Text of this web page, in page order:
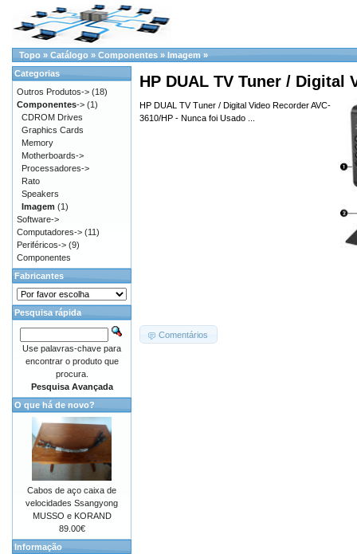
Topo » Catálogo » Componentes » Imagem »
HP DUAL TV Tuner / Digital
HP DUAL TV Tuner / Digital Video Recorder AVC-
3610/HP - Nunca foi Usado ...
Comentários
Categorias
Outros Produtos-> (18)
Componentes-> (1)
CDROM Drives
Graphics Cards
Memory
Motherboards->
Processadores->
Rato
Speakers
Imagem (1)
Software->
Computadores-> (11)
Periféricos-> (9)
Componentes
Fabricantes
Pesquisa rápida
Use palavras-chave para
encontrar o produto que
procura.
Pesquisa Avançada
O que há de novo?
Cabos de aço caixa de
velocidades Ssangyong
MUSSO e KORAND
89.00€
Informação